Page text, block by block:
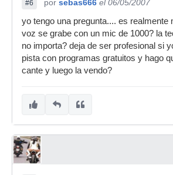
#6 por sebas666 el 06/05/2007
yo tengo una pregunta.... es realmente
voz se grabe con un mic de 1000? la
no importa? deja de ser profesional si
pista con programas gratuitos y hago
cante y luego la vendo?